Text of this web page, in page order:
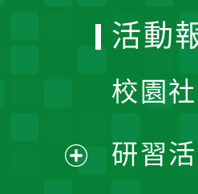
活動
校園
研習